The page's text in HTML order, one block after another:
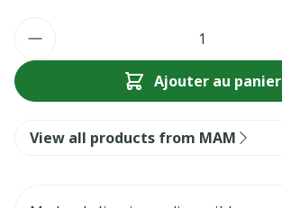
Ajouter au panier
View all products from MAM